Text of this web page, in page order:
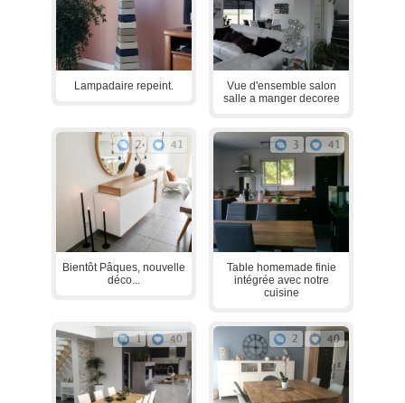
Lampadaire repeint.
Vue d'ensemble salon
salle a manger decoree
2 41
Bientôt Pâques, nouvelle
déco...
3 41
Table homemade finie
intégrée avec notre
cuisine
1 40 2 40